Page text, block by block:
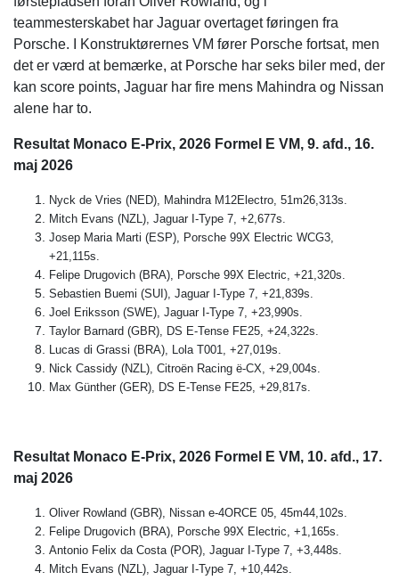
teammesterskabet har Jaguar overtaget føringen fra
Porsche. I Konstruktørernes VM fører Porsche fortsat, men
det er værd at bemærke, at Porsche har seks biler med, der
kan score points, Jaguar har fire mens Mahindra og Nissan
alene har to.
Resultat Monaco E-Prix, 2026 Formel E VM, 9. afd., 16.
maj 2026
Nyck de Vries (NED), Mahindra M12Electro, 51m26,313s.
Mitch Evans (NZL), Jaguar I-Type 7, +2,677s.
Josep Maria Marti (ESP), Porsche 99X Electric WCG3,
+21,115s.
Felipe Drugovich (BRA), Porsche 99X Electric, +21,320s.
Sebastien Buemi (SUI), Jaguar I-Type 7, +21,839s.
Joel Eriksson (SWE), Jaguar I-Type 7, +23,990s.
Taylor Barnard (GBR), DS E-Tense FE25, +24,322s.
Lucas di Grassi (BRA), Lola T001, +27,019s.
Nick Cassidy (NZL), Citroën Racing ë-CX, +29,004s.
Max Günther (GER), DS E-Tense FE25, +29,817s.
Resultat Monaco E-Prix, 2026 Formel E VM, 10. afd., 17.
maj 2026
Oliver Rowland (GBR), Nissan e-4ORCE 05, 45m44,102s.
Felipe Drugovich (BRA), Porsche 99X Electric, +1,165s.
Antonio Felix da Costa (POR), Jaguar I-Type 7, +3,448s.
Mitch Evans (NZL), Jaguar I-Type 7, +10,442s.